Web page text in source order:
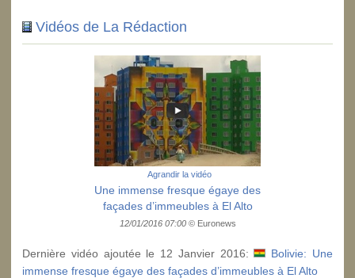
Vidéos de La Rédaction
Agrandir la vidéo
Une immense fresque égaye des
façades d’immeubles à El Alto
12/01/2016 07:00© Euronews
Dernière vidéo ajoutée le 12 Janvier 2016:
Bolivie: Une
immense fresque égaye des façades d’immeubles à El Alto